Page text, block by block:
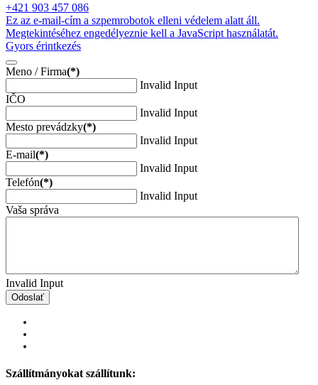
+421 903 457 086
Ez az e-mail-cím a szpemrobotok elleni védelem alatt áll.
Megtekintéséhez engedélyeznie kell a JavaScript használatát.
Gyors érintkezés
Meno / Firma(*)
Invalid Input
IČO
Invalid Input
Mesto prevádzky(*)
Invalid Input
E-mail(*)
Invalid Input
Telefón(*)
Invalid Input
Vaša správa
Invalid Input
Odoslať
Szállítmányokat szállítunk: